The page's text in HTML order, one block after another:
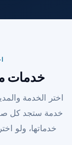
خدمات
اختر الخدمة
خدمة ستجد كل
خدماتها، ولو